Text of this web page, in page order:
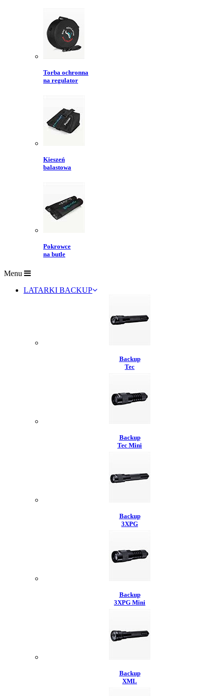
Torba ochronna
na regulator
Kieszeń
balastowa
Pokrowce
na butle
Menu
LATARKI BACKUP
Backup
Tec
Backup
Tec Mini
Backup
3XPG
Backup
3XPG Mini
Backup
XML